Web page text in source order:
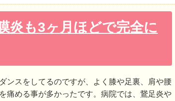
炎も3ヶ月ほどで完全に
ダンスをしてるのですが、よく膝や足裏、肩や腰
を痛める事が多かったです。病院では、鵞足炎や